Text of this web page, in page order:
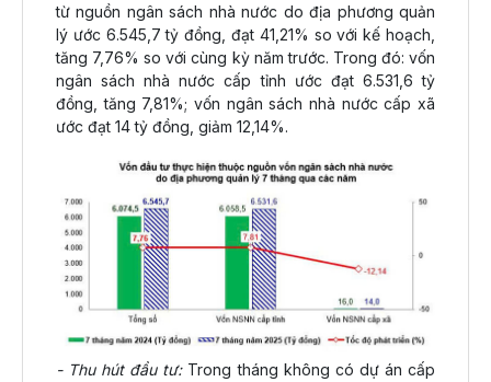
từ nguồn ngân sách nhà nước do địa phương quản
lý ước 6.545,7 tỷ đồng, đạt 41,21% so với kế hoạch,
tăng 7,76% so với cùng kỳ năm trước. Trong đó: vốn
ngân sách nhà nước cấp tỉnh ước đạt 6.531,6 tỷ
đồng, tăng 7,81%; vốn ngân sách nhà nước cấp xã
ước đạt 14 tỷ đồng, giảm 12,14%.
- Thu hút đầu tư:Trong tháng không có dự án cấp